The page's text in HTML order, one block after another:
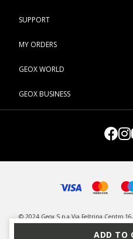
ADD TO
SUPPORT
MY ORDERS
GEOX WORLD
GEOX BUSINESS
© 2024 Geox S.p.a Via Feltrina Centro
03348440268 -